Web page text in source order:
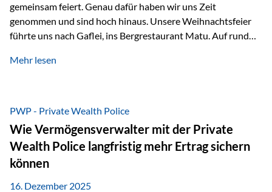
gemeinsam feiert. Genau dafür haben wir uns Zeit
genommen und sind hoch hinaus. Unsere Weihnachtsfeier
führte uns nach Gaflei, ins Bergrestaurant Matu. Auf rund
beeindruckendes Panorama, sondern auch etwas, das im
verschneiter Landschaft, bei feinem Essen, guter Musik und
einer entspannten…
Mehr lesen
PWP - Private Wealth Police
Wie Vermögensverwalter mit der Private
Wealth Police langfristig mehr Ertrag sichern
können
16. Dezember 2025